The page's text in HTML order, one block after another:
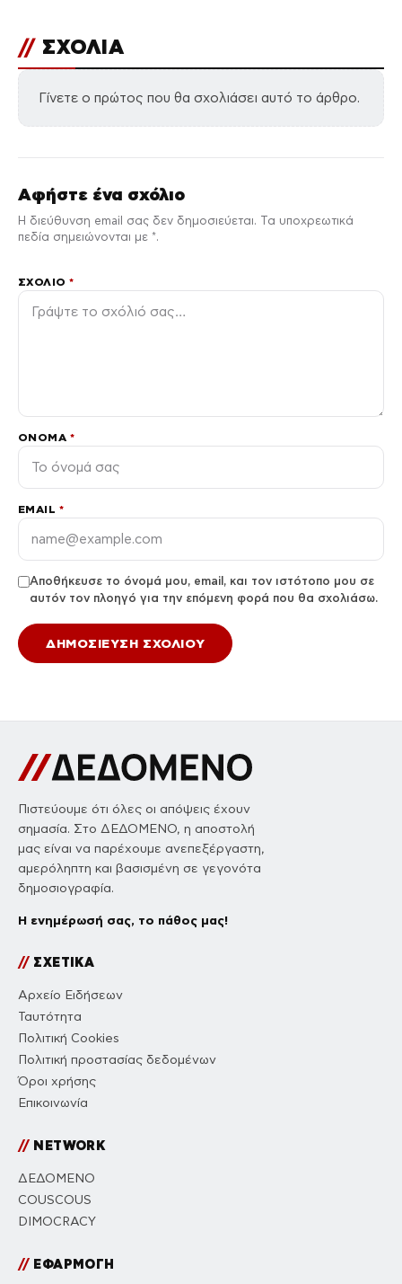
// ΣΧΟΛΙΑ
Γίνετε ο πρώτος που θα σχολιάσει αυτό το άρθρο.
Αφήστε ένα σχόλιο
Η διεύθυνση email σας δεν δημοσιεύεται. Τα υποχρεωτικά
πεδία σημειώνονται με *.
ΣΧΌΛΙΟ*
ΌΝΟΜΑ *
EMAIL *
Αποθήκευσε το όνομά μου, email, και τον ιστότοπο μου σε
αυτόν τον πλοηγό για την επόμενη φορά που θα σχολιάσω.
Πιστεύουμε ότι όλες οι απόψεις έχουν
σημασία. Στο ΔΕΔΟΜΕΝΟ, η αποστολή
μας είναι να παρέχουμε ανεπεξέργαστη,
αμερόληπτη και βασισμένη σε γεγονότα
δημοσιογραφία.
Η ενημέρωσή σας, το πάθος μας!
//ΣΧΕΤΙΚΑ
Αρχείο Ειδήσεων
Ταυτότητα
Πολιτική Cookies
Πολιτική προστασίας δεδομένων
Όροι χρήσης
Επικοινωνία
//NETWORK
ΔΕΔΟΜΕΝΟ
COUSCOUS
DIMOCRACY
//ΕΦΑΡΜΟΓΗ